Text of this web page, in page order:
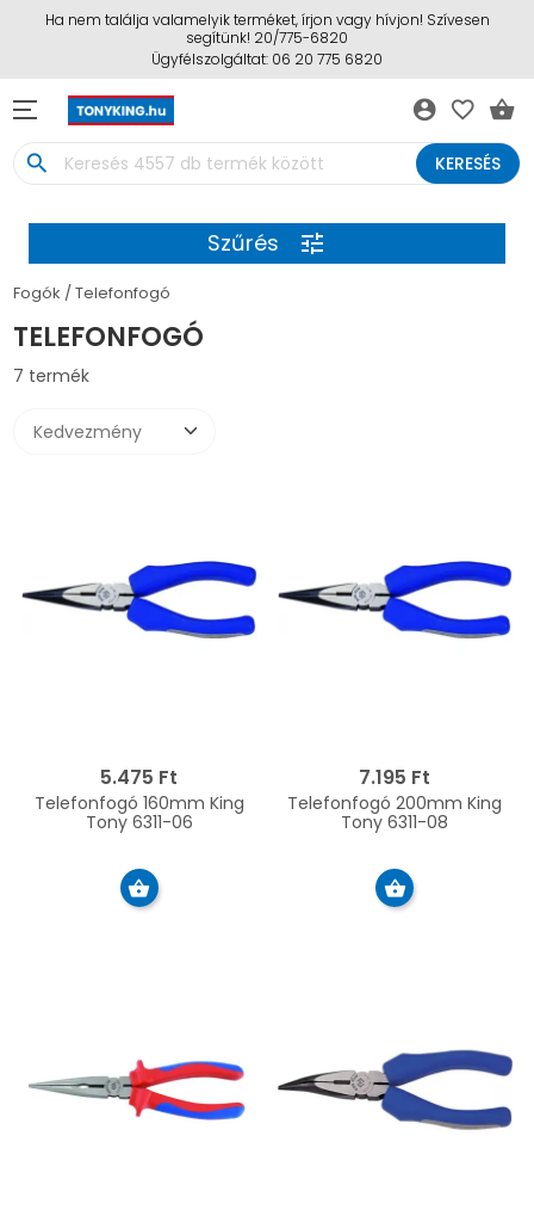
Ha nem találja valamelyik terméket, írjon vagy hívjon! Szívesen
segítünk! 20/775-6820
Ügyfélszolgáltat: 06 20 775 6820
account_circle favorite_border shopping_basket
search KERESÉS
Szűrés tune
Fogók Telefonfogó
TELEFONFOGÓ
7 termék
5.475 Ft
Telefonfogó 160mm King
Tony 6311-06
7.195 Ft
Telefonfogó 200mm King
Tony 6311-08